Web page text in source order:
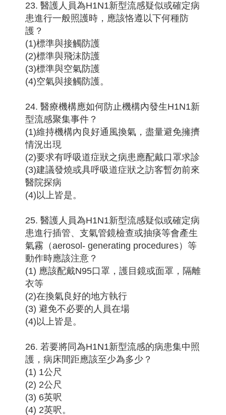
23. 醫護人員為H1N1新型流感疑似或確定病
患進行一般照護時，應該恪遵以下何種防
護？
(1)標準與接觸防護
(2)標準與飛沫防護
(3)標準與空氣防護
(4)空氣與接觸防護。
24. 醫療機構應如何防止機構內發生H1N1新
型流感聚集事件？
(1)維持機構內良好通風換氣，盡量避免擁擠
情況出現
(2)要求有呼吸道症狀之病患應配戴口罩求診
(3)建議發燒或具呼吸道症狀之訪客暫勿前來
醫院探病
(4)以上皆是。
25. 醫護人員為H1N1新型流感疑似或確定病
患進行插管、支氣管鏡檢查或抽痰等會產生
氣霧（aerosol- generating procedures）等
動作時應該注意？
(1) 應該配戴N95口罩，護目鏡或面罩，隔離
衣等
(2)在換氣良好的地方執行
(3) 避免不必要的人員在場
(4)以上皆是。
26. 若要將同為H1N1新型流感的病患集中照
護，病床間距應該至少為多少？
(1) 1公尺
(2) 2公尺
(3) 6英呎
(4) 2英呎。